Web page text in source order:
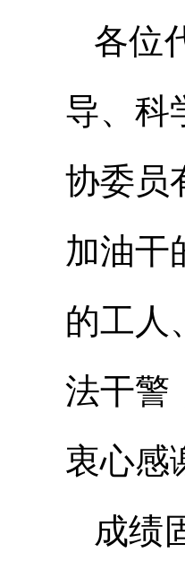
各位
导、科
协委员
加油干
的工人
法干警
衷心感
成绩